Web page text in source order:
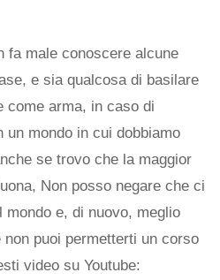
fa male conoscere alcune
e sia qualcosa di basilare
come arma, in caso di
mondo in cui dobbiamo
se trovo che la maggior
Non posso negare che ci
e, di nuovo, meglio
puoi permetterti un corso
video su Youtube: